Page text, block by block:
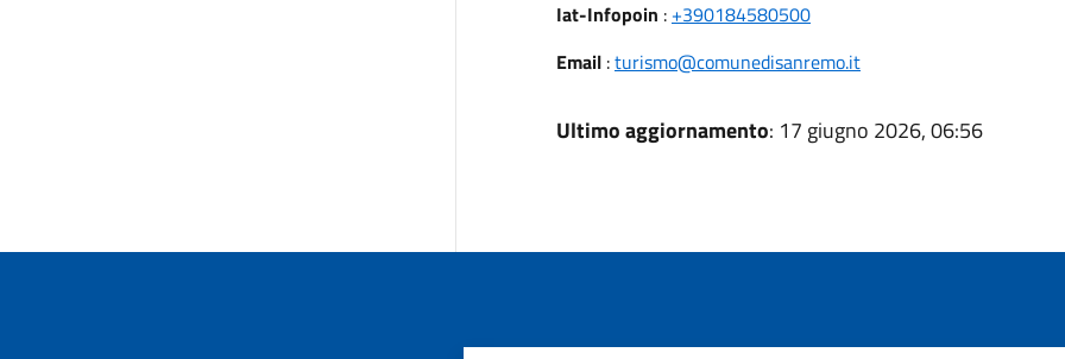
Iat-Infopoin : +390184580500
Email:turismo@comunedisanremo.it
Ultimo aggiornamento: 17 giugno 2026, 06:56